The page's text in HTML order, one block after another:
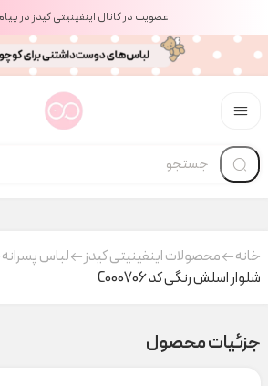
عضویت در کانال اینفینیتی کیدز در
خانه محصولات اینفینیتی کیدز
لباس پسرانه
شلوار اسلش رنگی کد C000706
جزئیات محصول